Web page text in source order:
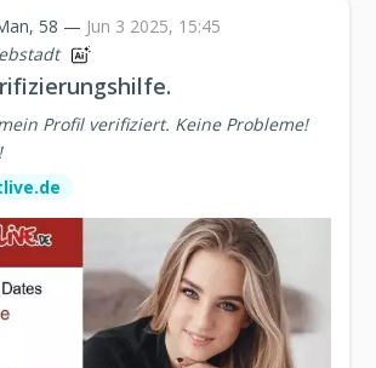
58 — Jun 3 2025, 15:45
Profil verifiziert. Keine Probleme!